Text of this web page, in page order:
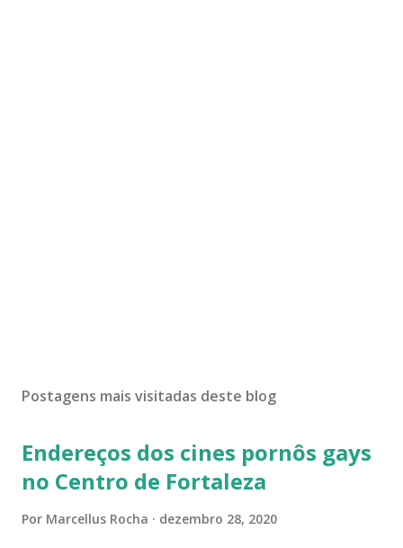
Postagens mais visitadas deste blog
Endereços dos cines pornôs gays
no Centro de Fortaleza
Por Marcellus Rocha dezembro 28, 2020